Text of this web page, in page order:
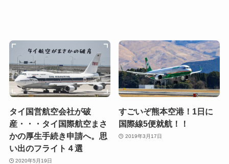
タイ国営航空会社が破
産・・・タイ国際航空まさ
かの厚生手続き申請へ。思
い出のフライト４選
2020年5月19日
すごいぞ熊本空港！1日に
国際線5便就航！！
2019年3月17日